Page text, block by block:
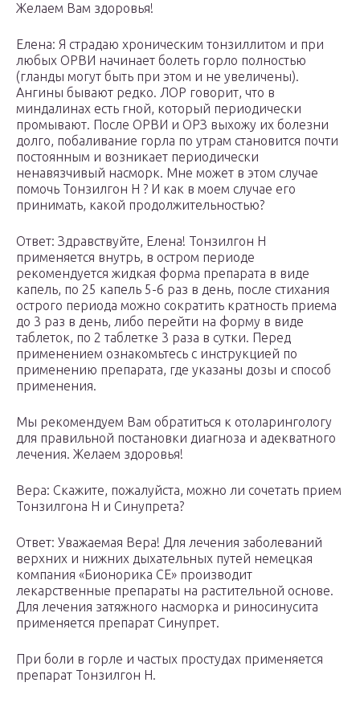
Желаем Вам здоровья!
Елена: Я страдаю хроническим тонзиллитом и при
любых ОРВИ начинает болеть горло полностью
(гланды могут быть при этом и не увеличены).
Ангины бывают редко. ЛОР говорит, что в
миндалинах есть гной, который периодически
промывают. После ОРВИ и ОРЗ выхожу их болезни
долго, побаливание горла по утрам становится почти
постоянным и возникает периодически
ненавязчивый насморк. Мне может в этом случае
помочь Тонзилгон Н ? И как в моем случае его
принимать, какой продолжительностью?
Ответ: Здравствуйте, Елена! Тонзилгон Н
применяется внутрь, в остром периоде
рекомендуется жидкая форма препарата в виде
капель, по 25 капель 5-6 раз в день, после стихания
острого периода можно сократить кратность приема
до 3 раз в день, либо перейти на форму в виде
таблеток, по 2 таблетке 3 раза в сутки. Перед
применением ознакомьтесь с инструкцией по
применению препарата, где указаны дозы и способ
применения.
Мы рекомендуем Вам обратиться к отоларингологу
для правильной постановки диагноза и адекватного
лечения. Желаем здоровья!
Вера: Скажите, пожалуйста, можно ли сочетать прием
Тонзилгона Н и Синупрета?
Ответ: Уважаемая Вера! Для лечения заболеваний
верхних и нижних дыхательных путей немецкая
компания «Бионорика СЕ» производит
лекарственные препараты на растительной основе.
Для лечения затяжного насморка и риносинусита
применяется препарат Синупрет.
При боли в горле и частых простудах применяется
препарат Тонзилгон Н.